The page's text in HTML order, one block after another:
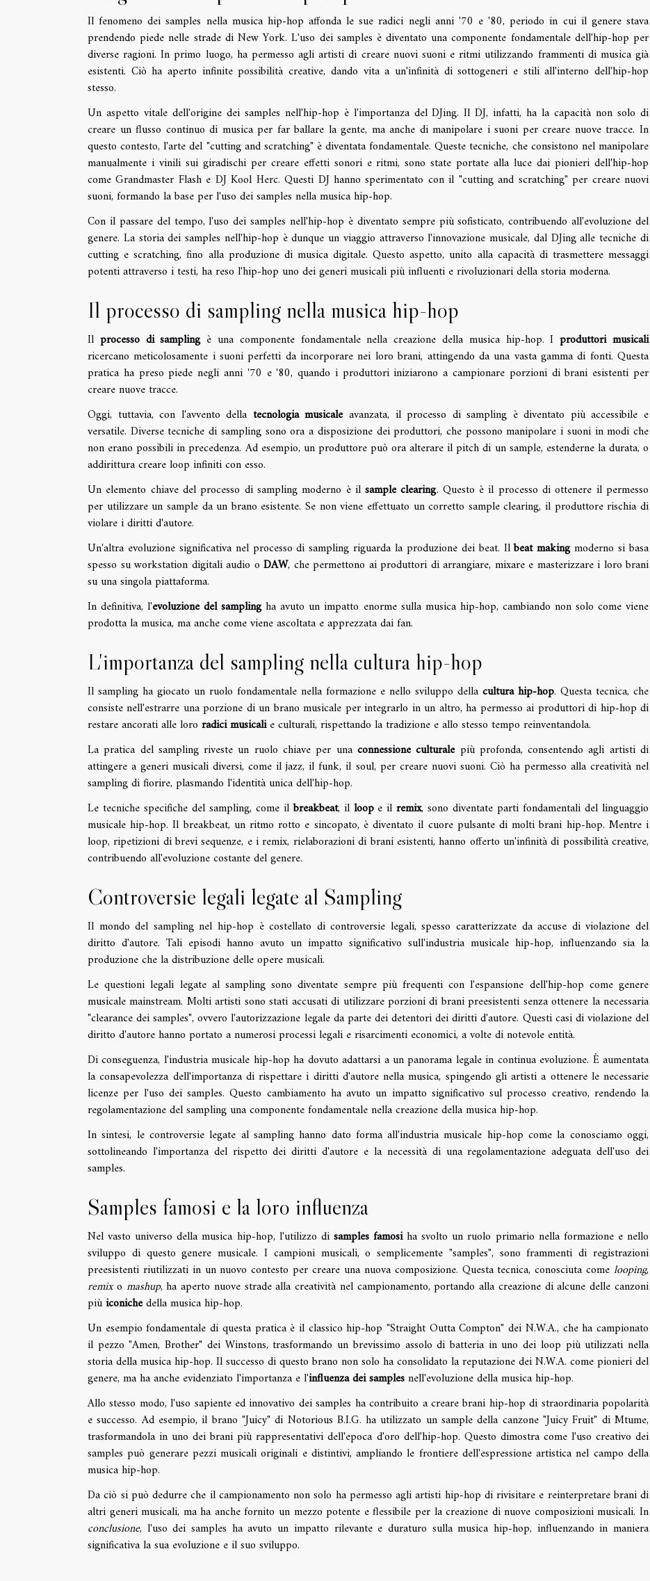
Il fenomeno dei samples nella musica hip-hop affonda le sue radici negli anni '70 e '80, periodo in cui il genere stava
prendendo piede nelle strade di New York. L'uso dei samples è diventato una componente fondamentale dell'hip-hop per
diverse ragioni. In primo luogo, ha permesso agli artisti di creare nuovi suoni e ritmi utilizzando frammenti di musica già
esistenti. Ciò ha aperto infinite possibilità creative, dando vita a un'infinità di sottogeneri e stili all'interno dell'hip-hop
stesso.
Un aspetto vitale dell'origine dei samples nell'hip-hop è l'importanza del DJing. Il DJ, infatti, ha la capacità non solo di
creare un flusso continuo di musica per far ballare la gente, ma anche di manipolare i suoni per creare nuove tracce. In
questo contesto, l'arte del "cutting and scratching" è diventata fondamentale. Queste tecniche, che consistono nel manipolare
manualmente i vinili sui giradischi per creare effetti sonori e ritmi, sono state portate alla luce dai pionieri dell'hip-hop
come Grandmaster Flash e DJ Kool Herc. Questi DJ hanno sperimentato con il "cutting and scratching" per creare nuovi
suoni, formando la base per l'uso dei samples nella musica hip-hop.
Con il passare del tempo, l'uso dei samples nell'hip-hop è diventato sempre più sofisticato, contribuendo all'evoluzione del
genere. La storia dei samples nell'hip-hop è dunque un viaggio attraverso l'innovazione musicale, dal DJing alle tecniche di
cutting e scratching, fino alla produzione di musica digitale. Questo aspetto, unito alla capacità di trasmettere messaggi
potenti attraverso i testi, ha reso l'hip-hop uno dei generi musicali più influenti e rivoluzionari della storia moderna.
Il processo di sampling nella musica hip-hop
Il processo di samplingè una componente fondamentale nella creazione della musica hip-hop. Iproduttori musicali
ricercano meticolosamente i suoni perfetti da incorporare nei loro brani, attingendo da una vasta gamma di fonti. Questa
pratica ha preso piede negli anni '70 e '80, quando i produttori iniziarono a campionare porzioni di brani esistenti per
creare nuove tracce.
Oggi, tuttavia, con l'avvento della tecnologia musicaleavanzata, il processo di sampling è diventato più accessibile e
versatile. Diverse tecniche di sampling sono ora a disposizione dei produttori, che possono manipolare i suoni in modi che
non erano possibili in precedenza. Ad esempio, un produttore può ora alterare il pitch di un sample, estenderne la durata, o
addirittura creare loop infiniti con esso.
Un elemento chiave del processo di sampling moderno è ilsample clearing. Questo è il processo di ottenere il permesso
per utilizzare un sample da un brano esistente. Se non viene effettuato un corretto sample clearing, il produttore rischia di
violare i diritti d'autore.
Un'altra evoluzione significativa nel processo di sampling riguarda la produzione dei beat. Ilbeat makingmoderno si basa
spesso su workstation digitali audio o DAW, che permettono ai produttori di arrangiare, mixare e masterizzare i loro brani
su una singola piattaforma.
In definitiva, l'evoluzione del samplingha avuto un impatto enorme sulla musica hip-hop, cambiando non solo come viene
prodotta la musica, ma anche come viene ascoltata e apprezzata dai fan.
L'importanza del sampling nella cultura hip-hop
Il sampling ha giocato un ruolo fondamentale nella formazione e nello sviluppo della cultura hip-hop. Questa tecnica, che
consiste nell'estrarre una porzione di un brano musicale per integrarlo in un altro, ha permesso ai produttori di hip-hop di
restare ancorati alle loro radici musicalie culturali, rispettando la tradizione e allo stesso tempo reinventandola.
La pratica del sampling riveste un ruolo chiave per una connessione culturalepiù profonda, consentendo agli artisti di
attingere a generi musicali diversi, come il jazz, il funk, il soul, per creare nuovi suoni. Ciò ha permesso alla creatività nel
sampling di fiorire, plasmando l'identità unica dell'hip-hop.
Le tecniche specifiche del sampling, come ilbreakbeat, il loope ilremix, sono diventate parti fondamentali del linguaggio
musicale hip-hop. Il breakbeat, un ritmo rotto e sincopato, è diventato il cuore pulsante di molti brani hip-hop. Mentre i
loop, ripetizioni di brevi sequenze, e i remix, rielaborazioni di brani esistenti, hanno offerto un'infinità di possibilità creative,
contribuendo all'evoluzione costante del genere.
Controversie legali legate al Sampling
Il mondo del sampling nel hip-hop è costellato di controversie legali, spesso caratterizzate da accuse di violazione del
diritto d'autore. Tali episodi hanno avuto un impatto significativo sull'industria musicale hip-hop, influenzando sia la
produzione che la distribuzione delle opere musicali.
Le questioni legali legate al sampling sono diventate sempre più frequenti con l'espansione dell'hip-hop come genere
musicale mainstream. Molti artisti sono stati accusati di utilizzare porzioni di brani preesistenti senza ottenere la necessaria
"clearance dei samples", ovvero l'autorizzazione legale da parte dei detentori dei diritti d'autore. Questi casi di violazione del
diritto d'autore hanno portato a numerosi processi legali e risarcimenti economici, a volte di notevole entità.
Di conseguenza, l'industria musicale hip-hop ha dovuto adattarsi a un panorama legale in continua evoluzione. È aumentata
la consapevolezza dell'importanza di rispettare i diritti d'autore nella musica, spingendo gli artisti a ottenere le necessarie
licenze per l'uso dei samples. Questo cambiamento ha avuto un impatto significativo sul processo creativo, rendendo la
regolamentazione del sampling una componente fondamentale nella creazione della musica hip-hop.
In sintesi, le controversie legate al sampling hanno dato forma all'industria musicale hip-hop come la conosciamo oggi,
sottolineando l'importanza del rispetto dei diritti d'autore e la necessità di una regolamentazione adeguata dell'uso dei
samples.
Samples famosi e la loro influenza
Nel vasto universo della musica hip-hop, l'utilizzo di samples famosiha svolto un ruolo primario nella formazione e nello
sviluppo di questo genere musicale. I campioni musicali, o semplicemente "samples", sono frammenti di registrazioni
preesistenti riutilizzati in un nuovo contesto per creare una nuova composizione. Questa tecnica, conosciuta come looping,
remixo mashup, ha aperto nuove strade alla creatività nel campionamento, portando alla creazione di alcune delle canzoni
piùiconichedella musica hip-hop.
Un esempio fondamentale di questa pratica è il classico hip-hop "Straight Outta Compton" dei N.W.A., che ha campionato
il pezzo "Amen, Brother" dei Winstons, trasformando un brevissimo assolo di batteria in uno dei loop più utilizzati nella
storia della musica hip-hop. Il successo di questo brano non solo ha consolidato la reputazione dei N.W.A. come pionieri del
genere, ma ha anche evidenziato l'importanza e l'influenza dei samplesnell'evoluzione della musica hip-hop.
Allo stesso modo, l'uso sapiente ed innovativo dei samples ha contribuito a creare brani hip-hop di straordinaria popolarità
e successo. Ad esempio, il brano "Juicy" di Notorious B.I.G. ha utilizzato un sample della canzone "Juicy Fruit" di Mtume,
trasformandola in uno dei brani più rappresentativi dell'epoca d'oro dell'hip-hop. Questo dimostra come l'uso creativo dei
samples può generare pezzi musicali originali e distintivi, ampliando le frontiere dell'espressione artistica nel campo della
musica hip-hop.
Da ciò si può dedurre che il campionamento non solo ha permesso agli artisti hip-hop di rivisitare e reinterpretare brani di
altri generi musicali, ma ha anche fornito un mezzo potente e flessibile per la creazione di nuove composizioni musicali. In
conclusione, l'uso dei samples ha avuto un impatto rilevante e duraturo sulla musica hip-hop, influenzando in maniera
significativa la sua evoluzione e il suo sviluppo.